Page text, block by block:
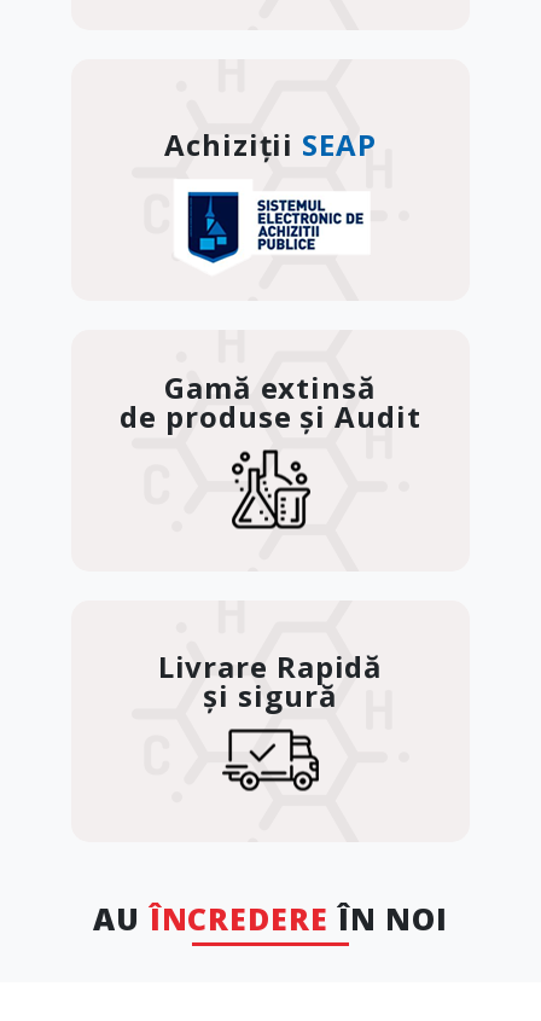
Achiziții SEAP
Gamă extinsă
de produse și Audit
Livrare Rapidă
și sigură
AUÎNCREDERE ÎN NOI